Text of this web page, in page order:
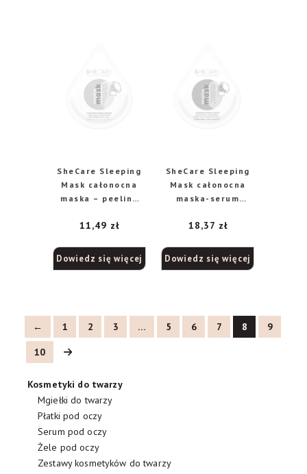
SheCare Sleeping
Mask całonocna
maska – peeling
wygładzająca, 10
11,49 zł
Dowiedz się więcej
SheCare Sleeping
Mask całonocna
maska-serum
ujędrniająca, 10 ml
18,37 zł
Dowiedz się więcej
← 1 2 3 … 5 6 7 8 9
10
Kosmetyki do twarzy
Mgiełki do twarzy
Płatki pod oczy
Serum pod oczy
Żele pod oczy
Zestawy kosmetyków do twarzy